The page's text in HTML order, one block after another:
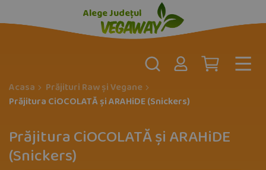
Alege Județul
Acasa
Prăjituri Raw și Vegane
Prăjitura CiOCOLATĂ și ARAHiDE (Snickers)
Prăjitura CiOCOLATĂ și ARAHiDE
(Snickers)